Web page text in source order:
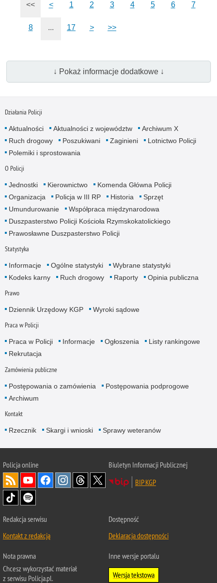
<< < 1 2 3 4 5 6 7
8 ... 17 > >>
↓ Pokaż informacje dodatkowe ↓
Działania Policji
Aktualności Aktualności z województw
Archiwum X
Ruch drogowy
Poszukiwani Zaginieni
Lotnictwo Policji
Polemiki i sprostowania
O Policji
Jednostki Kierownictwo
Komenda Główna Policji
Organizacja
Policja w III RP Historia
Sprzęt
Umundurowanie
Współpraca międzynarodowa
Duszpasterstwo Policji Kościoła Rzymskokatolickiego
Prawosławne Duszpasterstwo Policji
Statystyka
Informacje Ogólne statystyki
Wybrane statystyki
Kodeks karny
Ruch drogowy Raporty Opinia publiczna
Prawo
Dziennik Urzędowy KGP Wyroki sądowe
Praca w Policji
Praca w Policji Informacje Ogłoszenia
Listy rankingowe
Rekrutacja
Zamówienia publiczne
Postępowania o zamówienia
Postępowania podprogowe
Archiwum
Kontakt
Rzecznik Skargi i wnioski Sprawy weteranów
Policjaonline
Biuletyn Informacji Publicznej
BIP KGP
Redakcja serwisu
Kontakt z redakcją
Dostępność
Deklaracja dostępności
Nota prawna
Chcesz wykorzystać materiał
z serwisu Policja.pl.
Inne wersje portalu
Wersja tekstowa